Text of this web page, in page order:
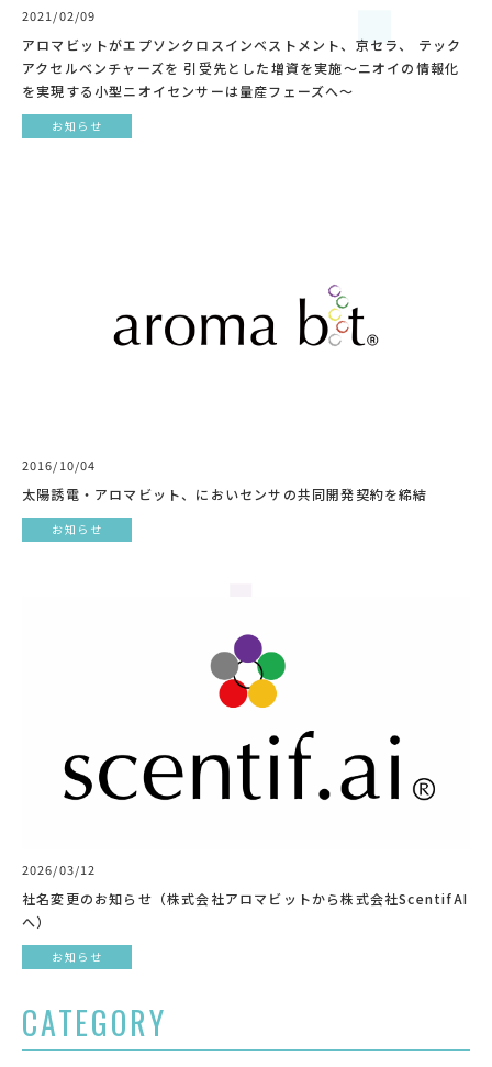
2021/02/09
アロマビットがエプソンクロスインベストメント、京セラ、 テック
アクセルベンチャーズを 引受先とした増資を実施〜ニオイの情報化
を実現する小型ニオイセンサーは量産フェーズへ〜
お知らせ
2016/10/04
太陽誘電・アロマビット、においセンサの共同開発契約を締結
お知らせ
2026/03/12
社名変更のお知らせ（株式会社アロマビットから株式会社ScentifAI
へ）
お知らせ
CATEGORY